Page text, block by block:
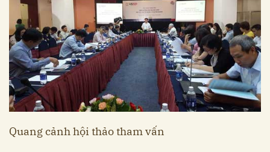
Quang cảnh hội thảo tham vấn